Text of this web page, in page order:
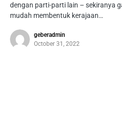
dengan parti-parti lain – sekiranya
mudah membentuk kerajaan…
geberadmin
October 31, 2022